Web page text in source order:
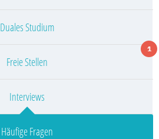
Duales Studium
1
Freie Stellen
Interviews
Häufige Fragen